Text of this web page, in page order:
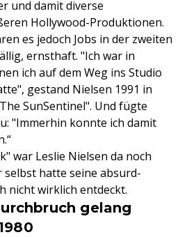
und damit diverse
Hollywood-Produktionen.
es jedoch Jobs in der zweiten
ernsthaft. "Ich war in
ich auf dem Weg ins Studio
gestand Nielsen 1991 in
SunSentinel". Und fügte
"Immerhin konnte ich damit
war Leslie Nielsen da noch
hatte seine absurd-
nicht wirklich entdeckt.
gelang